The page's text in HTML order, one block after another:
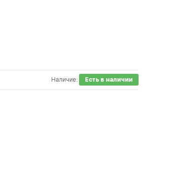
Наличие: Есть в наличии